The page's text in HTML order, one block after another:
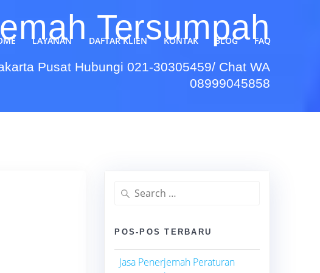
LAYANAN DAFTAR KLIEN KONTAK BLOG FAQ
Tersumpah
Pusat Hubungi 021-30305459/ Chat WA
08999045858
Search
for:
POS-POS TERBARU
Jasa Penerjemah Peraturan